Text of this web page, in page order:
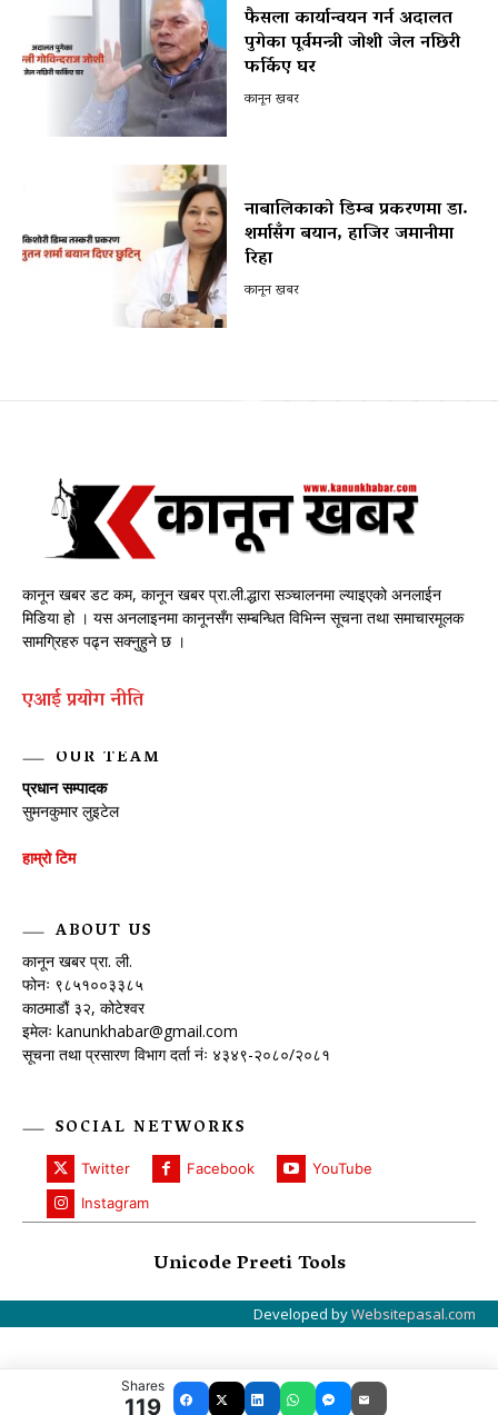
फैसला कार्यान्वयन गर्न अदालत
पुगेका पूर्वमन्त्री जोशी जेल नछिरी
फर्किए घर
कानून खबर
नाबालिकाको डिम्ब प्रकरणमा डा.
शर्मासँग बयान, हाजिर जमानीमा
रिहा
कानून खबर
कानून खबर डट कम, कानून खबर प्रा.ली.द्धारा सञ्चालनमा ल्याइएको अनलाईन
मिडिया हो । यस अनलाइनमा कानूनसँग सम्बन्धित विभिन्न सूचना तथा समाचारमूलक
सामग्रिहरु पढ्न सक्नुहुने छ ।
एआई प्रयाेग नीति
OUR TEAM
प्रधान सम्पादक
सुमनकुमार लुइटेल
हाम्रो टिम
ABOUT US
कानून खबर प्रा. ली.
फोनः ९८५१००३३८५
काठमाडौं ३२, कोटेश्वर
इमेलः kanunkhabar@gmail.com
सूचना तथा प्रसारण विभाग दर्ता नंः ४३४९-२०८०/२०८१
SOCIAL NETWORKS
Twitter Facebook
YouTube
Instagram
Unicode Preeti Tools
Developed byWebsitepasal.com
Shares
119 Facebook
X LinkedInWhatsAppMessenger
Email